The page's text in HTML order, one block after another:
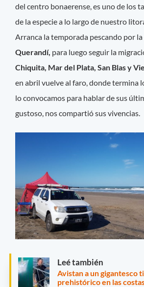
del centro bonaerense, es uno de los
de la especie a lo largo de nuestro
Arranca la temporada pescando por la
Querandí, para luego seguir la
Chiquita, Mar del Plata, San Blas y
en abril vuelve al faro, donde termina
lo convocamos para hablar de sus
gustoso, nos compartió sus vivencias.
Leé también
Avistan a un gigantesco
prehistórico en las